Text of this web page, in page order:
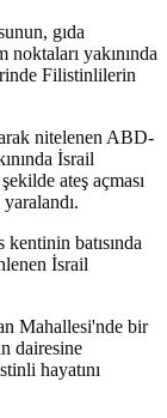
gıda
noktaları yakınında
Filistinlilerin
nitelenen ABD-
İsrail
ateş açması
batısında
İsrail
Mahallesi'nde bir
dairesine
hayatını